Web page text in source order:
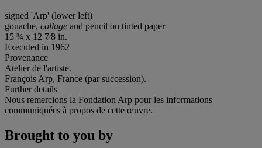
signed 'Arp' (lower left)
gouache, collage and pencil on tinted paper
15 ¾ x 12 7⁄8 in.
Executed in 1962
Provenance
Atelier de l'artiste.
François Arp, France (par succession).
Further details
Nous remercions la Fondation Arp pour les informations
communiquées à propos de cette œuvre.
Brought to you by